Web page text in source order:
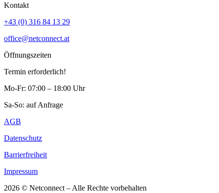
Kontakt
+43 (0) 316 84 13 29
office@netconnect.at
Öffnungszeiten
Termin erforderlich!
Mo-Fr: 07:00 – 18:00 Uhr
Sa-So: auf Anfrage
AGB
Datenschutz
Barrierfreiheit
Impressum
2026 © Netconnect – Alle Rechte vorbehalten